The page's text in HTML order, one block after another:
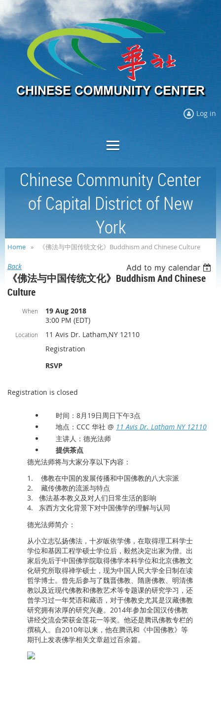
Log in
Chinese Community Center
of Capital District of New
York
Home 《佛法与中国传统文化》Buddhism and Chinese Culture
Back Add to my calendar
《佛法与中国传统文化》Buddhism And Chinese
Culture
When
19 Aug 2018
3:00 PM (EDT)
Location
11 Avis Dr. Latham,NY 12110
Registration
RSVP
Registration is closed
时间：8月19日周日下午3点
地点：CCC 华社 @ 11 Avis Dr. Latham NY 12110
主讲人：德光法师
提供茶点
德光法师将与大家分享以下内容：
1. 佛教在中国的发展传播和中国佛教的八大宗派
2. 藏传佛教的流派与特点
3. 佛法基本教义及对人们日常生活的影响
4. 东西方文化背景下对中国佛学的理解与认同
德光法师简介：
从小立志弘扬佛法，十岁皈依学佛，在取得理工科学士
学位和基因工程学硕士学位后，毅然决定出家为僧。出
家后先后于中国佛学院取得佛学本科学位和北京佛教文
化研究所取得禅学硕士，现为中国人民大学全日制在读
哲学博士。曾先后参与了魏晋佛教、隋唐佛教、明清佛
教以及近现代佛教和佛教艺术等专题课的研究学习，还
曾学习过一年梵语和藏语，对于佛教史尤其是汉藏佛教
研究拥有浓厚的研究兴趣。2014年参加全国汉传佛教
讲经交流会荣获金莲花一等奖。他还是腾讯佛教专栏的
撰稿人。自2010年以来，他在腾讯和《中国佛教》等
期刊上发表佛学相关文章超过百余篇。